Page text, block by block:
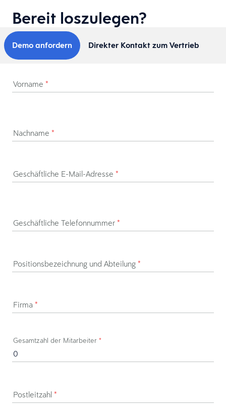
Bereit loszulegen?
Demo anfordern Direkter Kontakt zum Vertrieb
Vorname *
Nachname *
Geschäftliche E-Mail-Adresse *
Geschäftliche Telefonnummer *
Positionsbezeichnung und Abteilung *
Firma *
Gesamtzahl der Mitarbeiter *
Postleitzahl *